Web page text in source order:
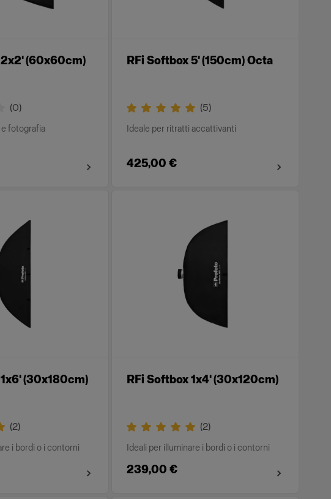
2x2' (60x60cm)
(0)
e fotografia
RFi Softbox 5' (150cm) Octa
(5)
Ideale per ritratti accattivanti
425,00 €
(30x180cm)
(2)
i bordi o i contorni
RFi Softbox 1x4' (30x120cm)
(2)
Ideali per illuminare i bordi o i contorni
239,00 €